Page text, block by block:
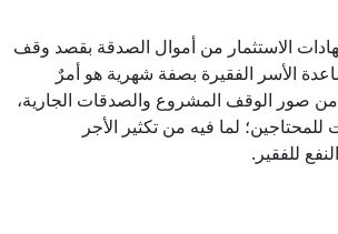
الاستثمار من أموال الصدقة بقصد وقف
الأسر الفقيرة بصفة شهرية هو أمرٌ
صور الوقف المشروع والصدقات الجارية،
لما فيه من تكثير الأجر
للفقير.